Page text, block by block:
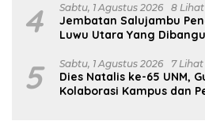
4 Sabtu, 1 Agustus 2026 8 Lihat
Jembatan Salujambu
Luwu Utara Yang
5 Sabtu, 1 Agustus 2026 7 Lihat
Dies Natalis ke-65 UNM,
Kolaborasi Kampus dan